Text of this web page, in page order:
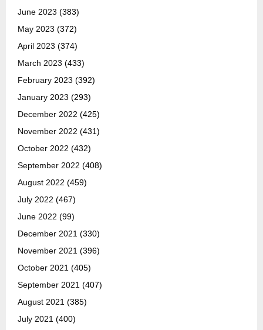
June 2023 (383)
May 2023 (372)
April 2023 (374)
March 2023 (433)
February 2023 (392)
January 2023 (293)
December 2022 (425)
November 2022 (431)
October 2022 (432)
September 2022 (408)
August 2022 (459)
July 2022 (467)
June 2022 (99)
December 2021 (330)
November 2021 (396)
October 2021 (405)
September 2021 (407)
August 2021 (385)
July 2021 (400)